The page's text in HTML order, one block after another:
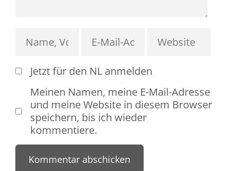
Jetzt für den NL anmelden
Meinen Namen, meine E-Mail-Adresse
und meine Website in diesem Browser
speichern, bis ich wieder
kommentiere.